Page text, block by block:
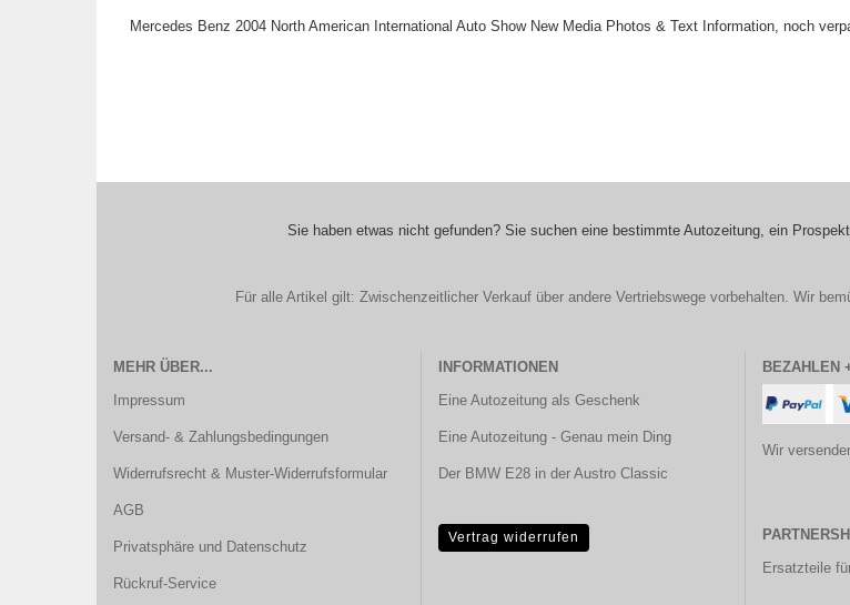
Mercedes Benz 2004 North American International Auto Show New Media Photos & Text Information, noch
Sie haben etwas nicht gefunden? Sie suchen eine bestimmte Autozeitung, ein
Für alle Artikel gilt: Zwischenzeitlicher Verkauf über andere Vertriebswege vorbehalten. Wir
MEHR ÜBER...
Impressum
Versand- & Zahlungsbedingungen
Widerrufsrecht & Muster-Widerrufsformular
AGB
Privatsphäre und Datenschutz
Rückruf-Service
INFORMATIONEN
Eine Autozeitung als Geschenk
Eine Autozeitung - Genau mein Ding
Der BMW E28 in der Austro Classic
Vertrag widerrufen
BEZAHLEN
Wir
Ersatzteile